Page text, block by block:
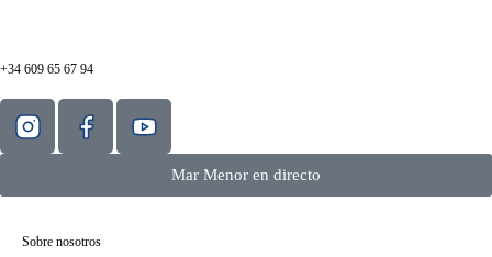
+34 609 65 67 94
Mar Menor en directo
Sobre nosotros